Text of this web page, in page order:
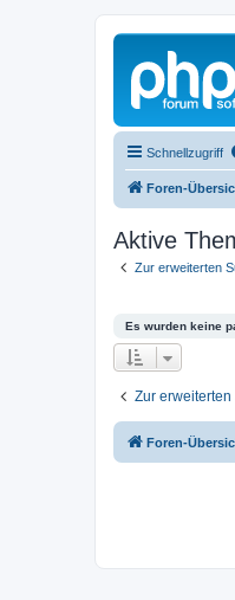
Schnellzugriff
Foren-
Aktive
Zur erweiterten
Es wurden keine
Zur erweiterten
Foren-